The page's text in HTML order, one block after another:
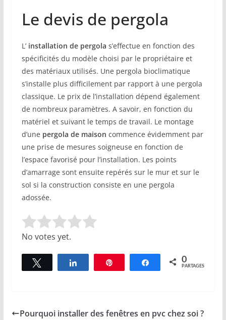
Le devis de pergola
L’ installation de pergola s’effectue en fonction des
spécificités du modèle choisi par le propriétaire et
des matériaux utilisés. Une pergola bioclimatique
s’installe plus difficilement par rapport à une pergola
classique. Le prix de l’installation dépend également
de nombreux paramètres. A savoir, en fonction du
matériel et suivant le temps de travail. Le montage
d’une pergola de maison commence évidemment par
une prise de mesures soigneuse en fonction de
l’espace favorisé pour l’installation. Les points
d’amarrage sont ensuite repérés sur le mur et sur le
sol si la construction consiste en une pergola
adossée.
Rate this item:
No votes yet.
Tweetez Partagez Épingle Partagez0
PARTAGES
Pourquoi installer des fenêtres en pvc chez soi ?